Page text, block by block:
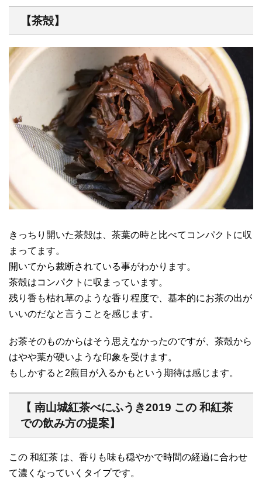
【茶殻】
きっちり開いた茶殻は、茶葉の時と比べてコンパクトに収
まってます。
開いてから裁断されている事がわかります。
茶殻はコンパクトに収まっています。
残り香も枯れ草のような香り程度で、基本的にお茶の出が
いいのだなと言うことを感じます。
お茶そのものからはそう思えなかったのですが、茶殻から
はやや葉が硬いような印象を受けます。
もしかすると2煎目が入るかもという期待は感じます。
【 南山城紅茶べにふうき2019 この 和紅茶
での飲み方の提案】
この 和紅茶 は、香りも味も穏やかで時間の経過に合わせ
て濃くなっていくタイプです。